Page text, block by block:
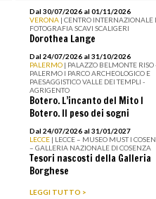
Dal 30/07/2026 al 01/11/2026
VERONA | CENTRO INTERNAZIONALE
FOTOGRAFIA SCAVI SCALIGERI
Dorothea Lange
Dal 24/07/2026 al 31/10/2026
PALERMO | PALAZZO BELMONTE RISO
PALERMO I PARCO ARCHEOLOGICO E
PAESAGGISTICO VALLE DEI TEMPLI -
AGRIGENTO
Botero. L’incanto del Mito I
Botero. Il peso dei sogni
Dal 24/07/2026 al 31/01/2027
LECCE | LECCE – MUSEO MUST I
– GALLERIA NAZIONALE DI COSENZA
Tesori nascosti della Galleria
Borghese
LEGGI TUTTO >